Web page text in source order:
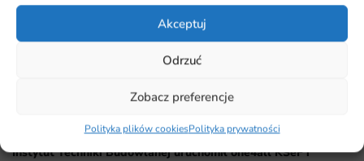
Akceptuj
Odrzuć
Zobacz preferencje
Polityka plików cookiesPolityka prywatności
Najnowsze wpisy
Nowość od Arcus SI: integracja Dynamics 365 z bankami
Arcus SI świętuje 30-lecie działalności
Projekt MATCH
Instytut Techniki Budowlanej uruchomił one4all KSeF i